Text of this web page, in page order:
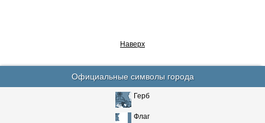
Наверх
Официальные символы города
Герб
Флаг